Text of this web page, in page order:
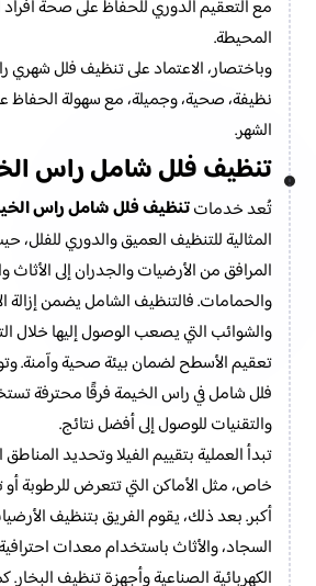
مع التعقيم الدوري للحفاظ على صحة أفراد
المحيطة.
وباختصار، الاعتماد على تنظيف فلل شهري
نظيفة، صحية، وجميلة، مع سهولة الحفاظ
الشهر.
تنظيف فلل شامل راس
تُعد خدماتتنظيف فلل شامل راس
المثالية للتنظيف العميق والدوري
المرافق من الأرضيات والجدران إلى الأثاث
والحمامات. فالتنظيف الشامل يضمن إزالة
والشوائب التي يصعب الوصول إليها خلال
تعقيم الأسطح لضمان بيئة صحية وآمنة.
فلل شامل في راس الخيمة فرقًا محترفة
والتقنيات للوصول إلى أفضل نتائج.
تبدأ العملية بتقييم الفيلا وتحديد
خاص، مثل الأماكن التي تتعرض للرطوبة أو
أكبر. بعد ذلك، يقوم الفريق بتنظيف
السجاد، والأثاث باستخدام معدات
الكهربائية الصناعية وأجهزة تنظيف